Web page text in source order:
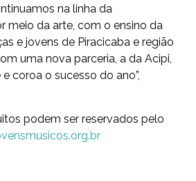
na linha da
meio da arte, com o ensino da
e jovens de Piracicaba e região
uma nova parceria, a da Acipi,
coroa o sucesso do ano”,
podem ser reservados pelo